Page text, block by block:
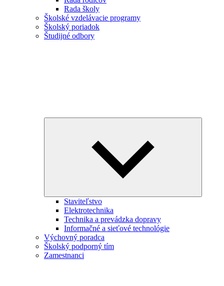
Rada školy
Školské vzdelávacie programy
Školský poriadok
Študijné odbory
Staviteľstvo
Elektrotechnika
Technika a prevádzka dopravy
Informačné a sieťové technológie
Výchovný poradca
Školský podporný tím
Zamestnanci